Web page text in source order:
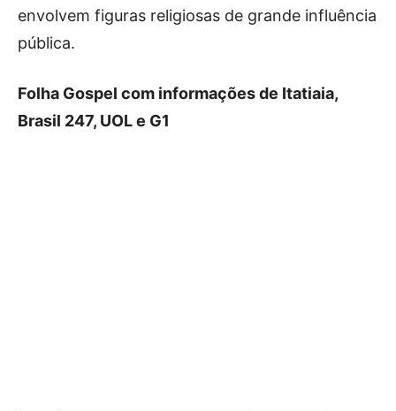
envolvem figuras religiosas de grande influência
pública.
Folha Gospel com informações de Itatiaia,
Brasil 247, UOL e G1